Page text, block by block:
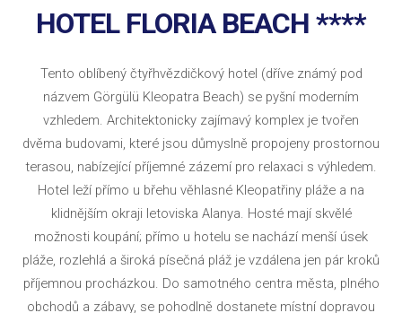
HOTEL FLORIA BEACH ****
Tento oblíbený čtyřhvězdičkový hotel (dříve známý pod
názvem Görgülü Kleopatra Beach) se pyšní moderním
vzhledem. Architektonicky zajímavý komplex je tvořen
dvěma budovami, které jsou důmyslně propojeny prostornou
terasou, nabízející příjemné zázemí pro relaxaci s výhledem.
Hotel leží přímo u břehu věhlasné Kleopatřiny pláže a na
klidnějším okraji letoviska Alanya. Hosté mají skvělé
možnosti koupání; přímo u hotelu se nachází menší úsek
pláže, rozlehlá a široká písečná pláž je vzdálena jen pár kroků
příjemnou procházkou. Do samotného centra města, plného
obchodů a zábavy, se pohodlně dostanete místní dopravou